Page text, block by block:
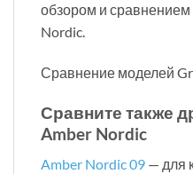
обзором и
Nordic.
Сравнение моделей
Сравните также
Amber Nordic
Amber Nordic 09 — для